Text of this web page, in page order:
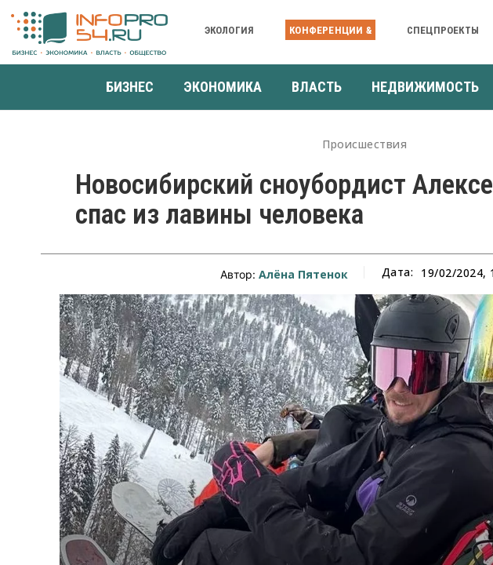
ЭКОЛОГИЯ КОНФЕРЕНЦИИ & СПЕЦПРОЕКТЫ
БИЗНЕС ЭКОНОМИКА ВЛАСТЬ НЕДВИЖИМОСТЬ
Происшествия
Новосибирский сноубордист
спас из лавины человека
Автор: Алёна Пятенок Дата: 19/02/2024,